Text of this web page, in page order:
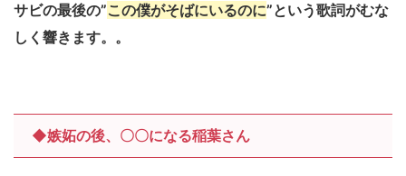
サビの最後の”この僕がそばにいるのに”という歌詞がむな
しく響きます。。
◆嫉妬の後、〇〇になる稲葉さん